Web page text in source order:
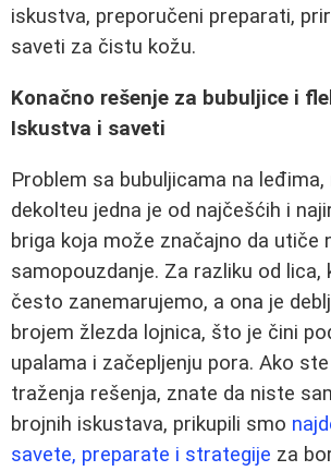
iskustva, preporučeni preparati,
saveti za čistu kožu.
Konačno rešenje za bubuljice i
Iskustva i saveti
Problem sa bubuljicama na leđima,
dekolteu jedna je od najčešćih i
briga koja može značajno da utiče
samopouzdanje. Za razliku od lica,
često zanemarujemo, a ona je
brojem žlezda lojnica, što je čini
upalama i začepljenju pora. Ako
traženja rešenja, znate da niste
brojnih iskustava, prikupili smo
savete, preparate i strategije za